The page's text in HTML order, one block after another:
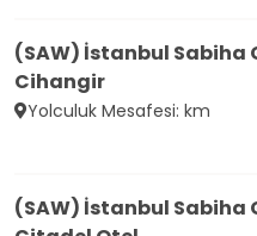
(SAW) İstanbul Sabiha
Cihangir
Yolculuk Mesafesi: km
(SAW) İstanbul Sabiha